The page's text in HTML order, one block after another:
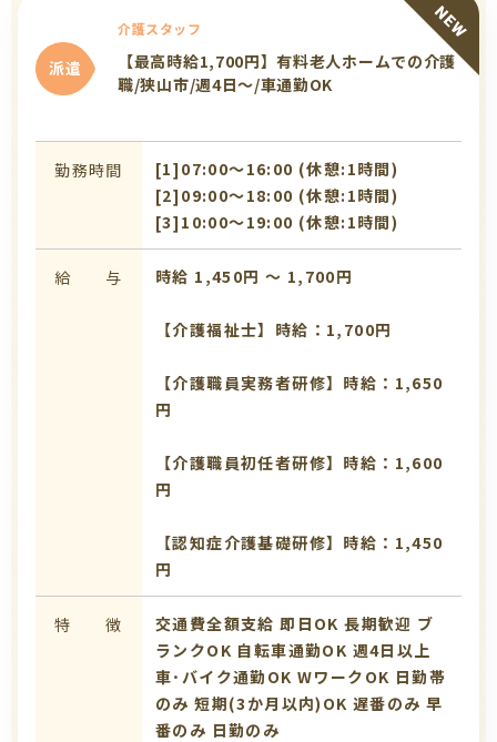
派遣
介護スタッフ
【最高時給1,700円】有料老人ホームでの介護
職/狭山市/週4日～/車通勤OK
勤務時間
[1]07:00〜16:00 (休憩:1時間)
[2]09:00〜18:00 (休憩:1時間)
[3]10:00〜19:00 (休憩:1時間)
給 与 時給 1,450円 〜 1,700円
【介護福祉士】時給：1,700円
【介護職員実務者研修】時給：1,650
円
【介護職員初任者研修】時給：1,600
円
【認知症介護基礎研修】時給：1,450
円
特 徴 交通費全額支給 即日OK 長期歓迎 ブ
ランクOK 自転車通勤OK 週4日以上
車･バイク通勤OK WワークOK 日勤帯
のみ 短期(3か月以内)OK 遅番のみ 早
番のみ 日勤のみ